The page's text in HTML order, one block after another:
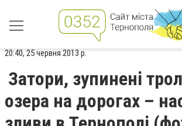
20:40, 25 червня 2013 р.
Затори, зупинені
озера на дорогах –